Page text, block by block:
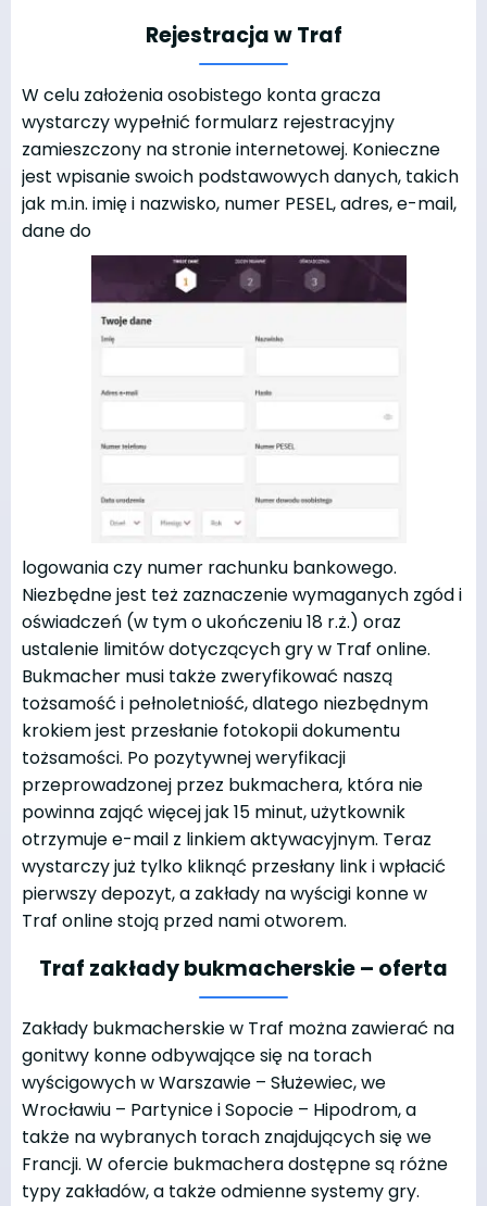
Rejestracja w Traf
W celu założenia osobistego konta gracza
wystarczy wypełnić formularz rejestracyjny
zamieszczony na stronie internetowej. Konieczne
jest wpisanie swoich podstawowych danych, takich
jak m.in. imię i nazwisko, numer PESEL, adres, e-mail,
dane do
logowania czy numer rachunku bankowego.
Niezbędne jest też zaznaczenie wymaganych zgód i
oświadczeń (w tym o ukończeniu 18 r.ż.) oraz
ustalenie limitów dotyczących gry w Traf online.
Bukmacher musi także zweryfikować naszą
tożsamość i pełnoletniość, dlatego niezbędnym
krokiem jest przesłanie fotokopii dokumentu
tożsamości. Po pozytywnej weryfikacji
przeprowadzonej przez bukmachera, która nie
powinna zająć więcej jak 15 minut, użytkownik
otrzymuje e-mail z linkiem aktywacyjnym. Teraz
wystarczy już tylko kliknąć przesłany link i wpłacić
pierwszy depozyt, a zakłady na wyścigi konne w
Traf online stoją przed nami otworem.
Traf zakłady bukmacherskie – oferta
Zakłady bukmacherskie w Traf można zawierać na
gonitwy konne odbywające się na torach
wyścigowych w Warszawie – Służewiec, we
Wrocławiu – Partynice i Sopocie – Hipodrom, a
także na wybranych torach znajdujących się we
Francji. W ofercie bukmachera dostępne są różne
typy zakładów, a także odmienne systemy gry.